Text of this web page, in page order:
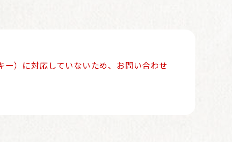
）に対応していないため、お問い合わせ